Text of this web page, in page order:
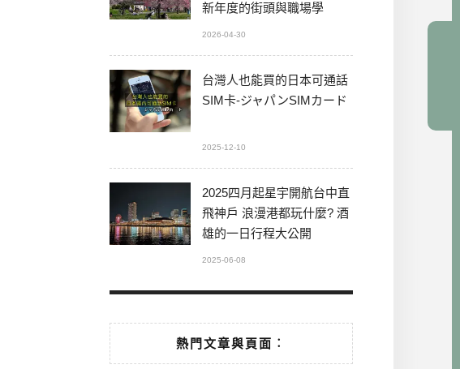
新年度的街頭與職場學
2026-04-30
台灣人也能買的日本可通話
SIM卡-ジャパンSIMカード
2025-12-10
2025四月起星宇開航台中直
飛神戶 浪漫港都玩什麼? 酒
雄的一日行程大公開
2025-06-08
熱門文章與頁面︰